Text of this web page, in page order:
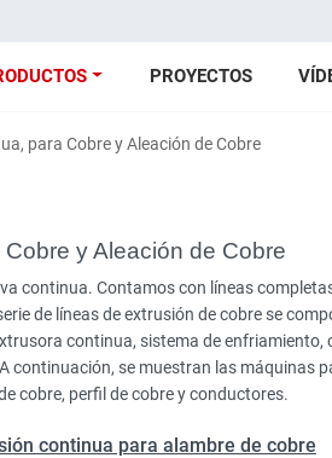
PROYECTOS
para Cobre y Aleación de Cobre
y Aleación de Cobre
continua. Contamos con líneas
de líneas de extrusión de cobre se
continua, sistema de enfriamiento,
continuación, se muestran las máquinas
cobre, perfil de cobre y conductores.
continua para alambre de cobre